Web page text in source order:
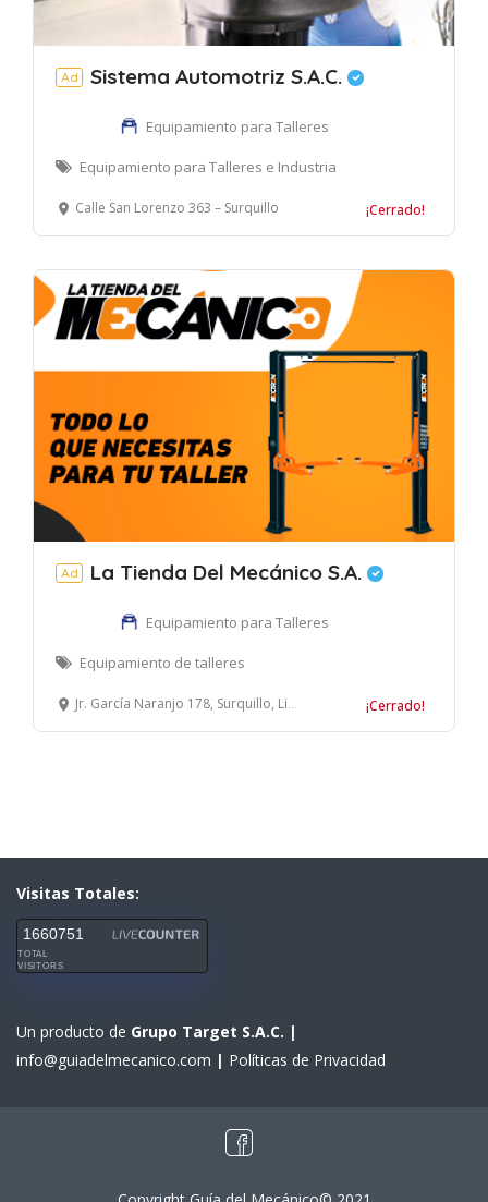
Ad Sistema Automotriz S.A.C.
Equipamiento para Talleres
Equipamiento para Talleres e Industria
Calle San Lorenzo 363 – Surquillo ¡Cerrado!
Ad La Tienda Del Mecánico S.A.
Equipamiento para Talleres
Equipamiento de talleres
Jr. García Naranjo 178, Surquillo, Lima, Perú ¡Cerrado!
Visitas Totales:
1660751
TOTAL
VISITORS
Un producto de Grupo Target S.A.C. |
info@guiadelmecanico.com | Políticas de Privacidad